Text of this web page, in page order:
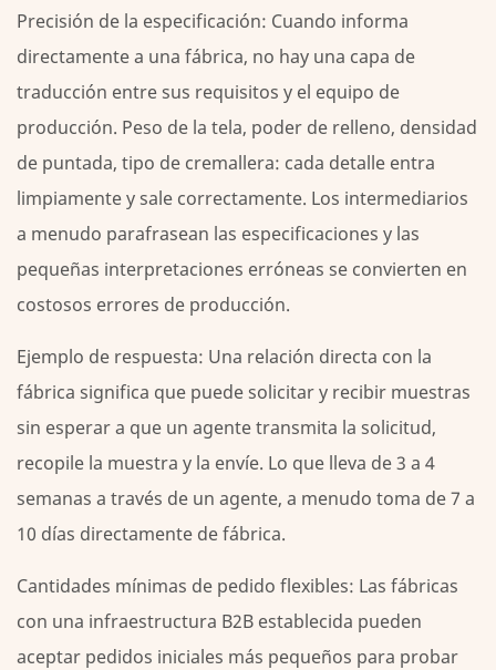
Precisión de la especificación: Cuando informa
directamente a una fábrica, no hay una capa de
traducción entre sus requisitos y el equipo de
producción. Peso de la tela, poder de relleno, densidad
de puntada, tipo de cremallera: cada detalle entra
limpiamente y sale correctamente. Los intermediarios
a menudo parafrasean las especificaciones y las
pequeñas interpretaciones erróneas se convierten en
costosos errores de producción.
Ejemplo de respuesta: Una relación directa con la
fábrica significa que puede solicitar y recibir muestras
sin esperar a que un agente transmita la solicitud,
recopile la muestra y la envíe. Lo que lleva de 3 a 4
semanas a través de un agente, a menudo toma de 7 a
10 días directamente de fábrica.
Cantidades mínimas de pedido flexibles: Las fábricas
con una infraestructura B2B establecida pueden
aceptar pedidos iniciales más pequeños para probar